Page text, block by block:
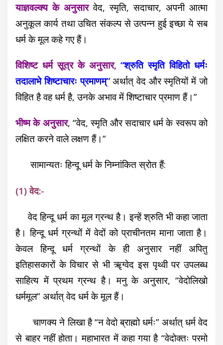
याज्ञवल्क्य के अनुसारवेद, स्मृति, सदाचार, अपनी आत्मा
अनुकूल कार्य तथा उचित संकल्प से उत्पन्न हुई इच्छा ये सब
धर्म के मूल कहे गए हैं।
विशिष्ट धर्म सूत्र के अनुसार, “श्रुति स्मृति विहितो धर्मः
तदालाभे शिष्टाचारः प्रमाणम्”अर्थात् वेद और स्मृतियों में जो
विहित है वह धर्म है, उनके अभाव में शिष्टाचार प्रमाण हैं।”
भीष्म के अनुसार, “वेद, स्मृति और सदाचार धर्म के स्वरूप को
लक्षित करने वाले लक्षण हैं।”
सामान्यतः हिन्दू धर्म के निम्नांकित स्रोत हैं:
(1) वेद:-
वेद हिन्दू धर्म का मूल ग्रन्थ है। इन्हें श्रुति भी कहा जाता
है। हिन्दू धर्म ग्रन्थों में वेदों को प्राचीनतम माना जाता है।
केवल हिन्दू धर्म ग्रन्थों के ही अनुसार नहीं अपितु
इतिहासकारों के विचार से भी ॠग्वेद इस पृथ्वी पर उपलब्ध
साहित्य में प्रथम ग्रन्थ है। मनु के अनुसार, “वेदोलिखो
धर्ममूल” अर्थात् वेद धर्म के मूल हैं।
चाणक्य ने लिखा है “न वेदो ब्राह्मो धर्मः” अर्थात् धर्म वेद
से बाहर नहीं होता। महाभारत में कहा गया है “वेदोक्तः परमो